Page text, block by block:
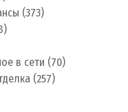
(373)
в сети (70)
(257)